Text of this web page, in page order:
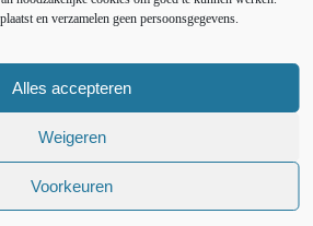
en verzamelen geen persoonsgegevens.
Alles accepteren
Weigeren
Voorkeuren